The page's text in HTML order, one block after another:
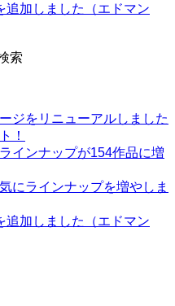
追加しました（エドマン
ジをリニューアルしました
！
インナップが154作品に増
にラインナップを増やしま
追加しました（エドマン